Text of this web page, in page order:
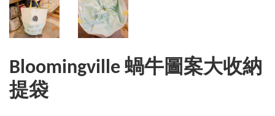
Bloomingville 蝸牛圖案大收納
提袋